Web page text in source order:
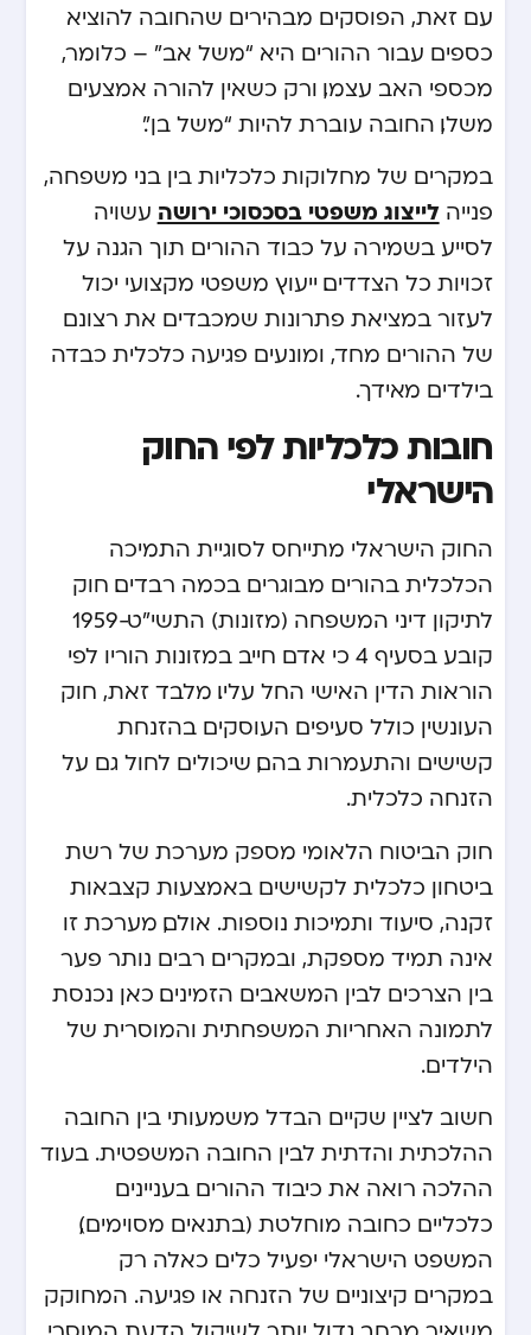
עם זאת, הפוסקים מבהירים שהחובה להוציא
כספים עבור ההורים היא “משל אב” – כלומר,
מכספי האב עצמו, ורק כשאין להורה אמצעים
משלו, החובה עוברת להיות “משל בן”.
במקרים של מחלוקות כלכליות בין בני משפחה,
פנייהלייצוג משפטי בסכסוכי ירושה עשויה
לסייע בשמירה על כבוד ההורים תוך הגנה על
זכויות כל הצדדים. ייעוץ משפטי מקצועי יכול
לעזור במציאת פתרונות שמכבדים את רצונם
של ההורים מחד, ומונעים פגיעה כלכלית כבדה
בילדים מאידך.
חובות כלכליות לפי החוק
הישראלי
החוק הישראלי מתייחס לסוגיית התמיכה
הכלכלית בהורים מבוגרים בכמה רבדים. חוק
לתיקון דיני המשפחה (מזונות) התשי”ט-1959
קובע בסעיף 4 כי אדם חייב במזונות הוריו לפי
הוראות הדין האישי החל עליו. מלבד זאת, חוק
העונשין כולל סעיפים העוסקים בהזנחת
קשישים והתעמרות בהם, שיכולים לחול גם על
הזנחה כלכלית.
חוק הביטוח הלאומי מספק מערכת של רשת
ביטחון כלכלית לקשישים באמצעות קצבאות
זקנה, סיעוד ותמיכות נוספות. אולם, מערכת זו
אינה תמיד מספקת, ובמקרים רבים נותר פער
בין הצרכים לבין המשאבים הזמינים. כאן נכנסת
לתמונה האחריות המשפחתית והמוסרית של
הילדים.
חשוב לציין שקיים הבדל משמעותי בין החובה
ההלכתית והדתית לבין החובה המשפטית. בעוד
ההלכה רואה את כיבוד ההורים בעניינים
כלכליים כחובה מוחלטת (בתנאים מסוימים),
המשפט הישראלי יפעיל כלים כאלה רק
במקרים קיצוניים של הזנחה או פגיעה. המחוקק